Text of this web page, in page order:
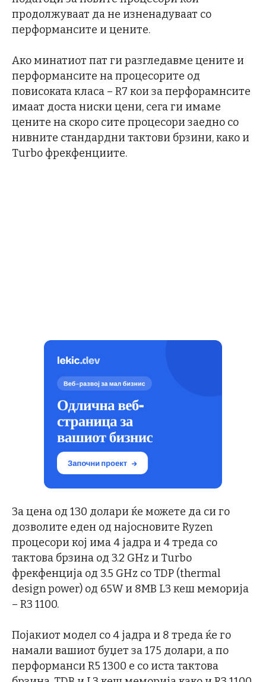
продолжуваат да не изненадуваат со
перформансите и цените.
Ако минатиот пат ги разгледавме цените и
перформансите на процесорите од
повисоката класа – R7 кои за перфорамнсите
имаат доста ниски цени, сега ги имаме
цените на скоро сите процесори заедно со
нивните стандардни тактови брзини, како и
Turbo фрекфенциите.
За цена од 130 долари ќе можете да си го
дозволите еден од најосновите Ryzen
процесори кој има 4 јадра и 4 треда со
тактова брзина од 3.2 GHz и Turbo
фрекфенција од 3.5 GHz со TDP (thermal
design power) од 65W и 8MB L3 кеш меморија
– R3 1100.
Појакиот модел со 4 јадра и 8 треда ќе го
намали вашиот буџет за 175 долари, а по
перформанси R5 1300 е со иста тактова